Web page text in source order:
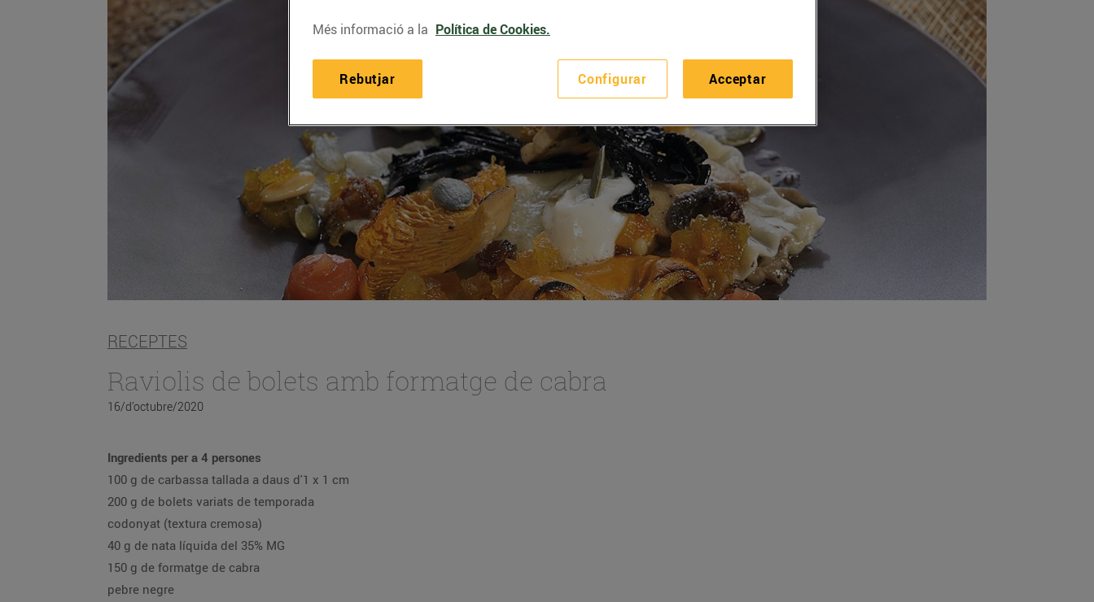
RECEPTES
Raviolis de bolets amb formatge de cabra
16/d’octubre/2020
Ingredients per a 4 persones
100 g de carbassa tallada a daus d'1 x 1 cm
200 g de bolets variats de temporada
codonyat (textura cremosa)
40 g de nata líquida del 35% MG
150 g de formatge de cabra
pebre negre
Més informació a la Política de Cookies.
Configurar
Rebutjar Acceptar